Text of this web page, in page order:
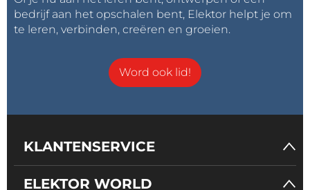
bedrijf aan het opschalen bent, Elektor helpt je om
te leren, verbinden, creëren en groeien.
Word ook lid!
KLANTENSERVICE
ELEKTOR WORLD